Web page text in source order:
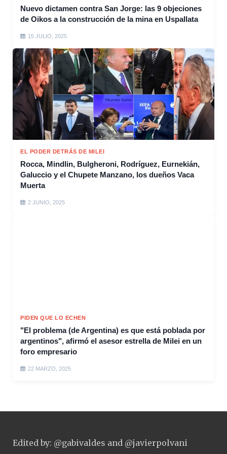
Nuevo dictamen contra San Jorge: las 9 objeciones
de Oikos a la construcción de la mina en Uspallata
15 JULIO, 2025
EL PODER DETRÁS DE MILEI
Rocca, Mindlin, Bulgheroni, Rodríguez, Eurnekián,
Galuccio y el Chupete Manzano, los dueños Vaca
Muerta
2 JUNIO, 2025
PIDEN QUE LO ECHEN
"El problema (de Argentina) es que está poblada por
argentinos", afirmó el asesor estrella de Milei en un
foro empresario
22 MARZO, 2025
Edited by: @gabivaldes and @javierpolvani